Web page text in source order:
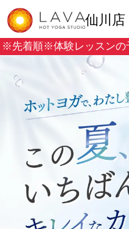
仙川店
※先着順※体験レッスンの